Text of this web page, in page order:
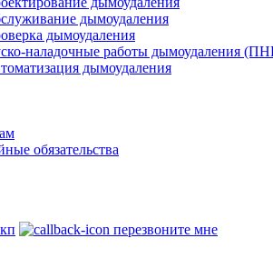
дымоудаления
дымоудаления
наладочные работы дымоудаления
дымоудаления
обязательства
перезвоните мне